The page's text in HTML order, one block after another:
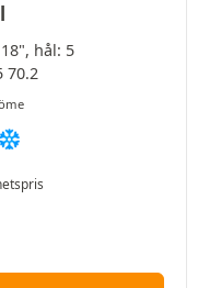
hål: 5
70.2